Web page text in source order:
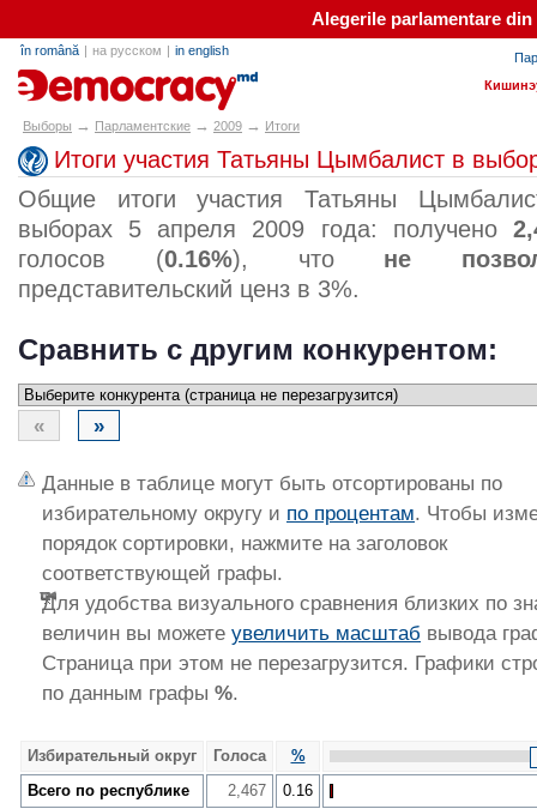
Alegerile parlamentare
în română | на русском | in english
alegeri.md
Выборы → Парламентские → 2009 → Итоги
Итоги участия Татьяны Цымбалист в
Общие итоги участия Татьяны
выборах 5 апреля 2009 года: получено
голосов (0.16%), что не
представительский ценз в 3%.
Сравнить с другим конкурентом:
« »
Данные в таблице могут быть отсортированы по
избирательному округу и по процентам. Чтобы
порядок сортировки, нажмите на заголовок
соответствующей графы.
Для удобства визуального сравнения близких по
величин вы можете увеличить масштаб вывода
Страница при этом не перезагрузится. Графики
по данным графы %.
Избирательный округ Голоса
%
Всего по республике
2,467
0.16